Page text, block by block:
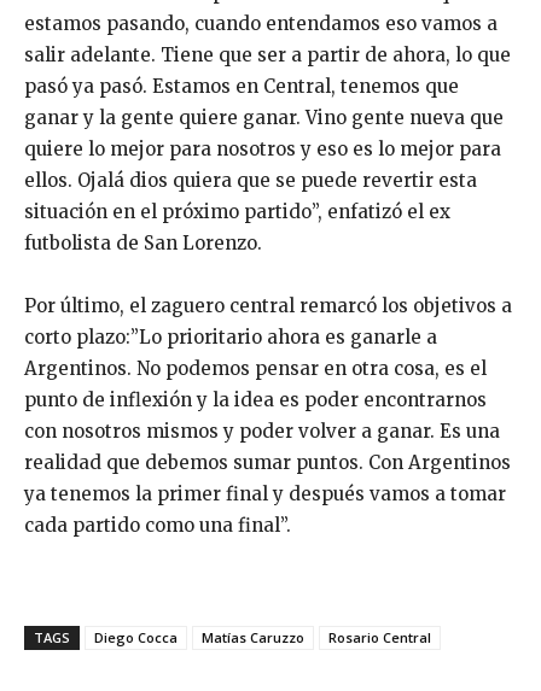
estamos pasando, cuando entendamos eso vamos a
salir adelante. Tiene que ser a partir de ahora, lo que
pasó ya pasó. Estamos en Central, tenemos que
ganar y la gente quiere ganar. Vino gente nueva que
quiere lo mejor para nosotros y eso es lo mejor para
ellos. Ojalá dios quiera que se puede revertir esta
situación en el próximo partido”, enfatizó el ex
futbolista de San Lorenzo.
Por último, el zaguero central remarcó los objetivos a
corto plazo:”Lo prioritario ahora es ganarle a
Argentinos. No podemos pensar en otra cosa, es el
punto de inflexión y la idea es poder encontrarnos
con nosotros mismos y poder volver a ganar. Es una
realidad que debemos sumar puntos. Con Argentinos
ya tenemos la primer final y después vamos a tomar
cada partido como una final”.
TAGS Diego Cocca Matías Caruzzo Rosario Central